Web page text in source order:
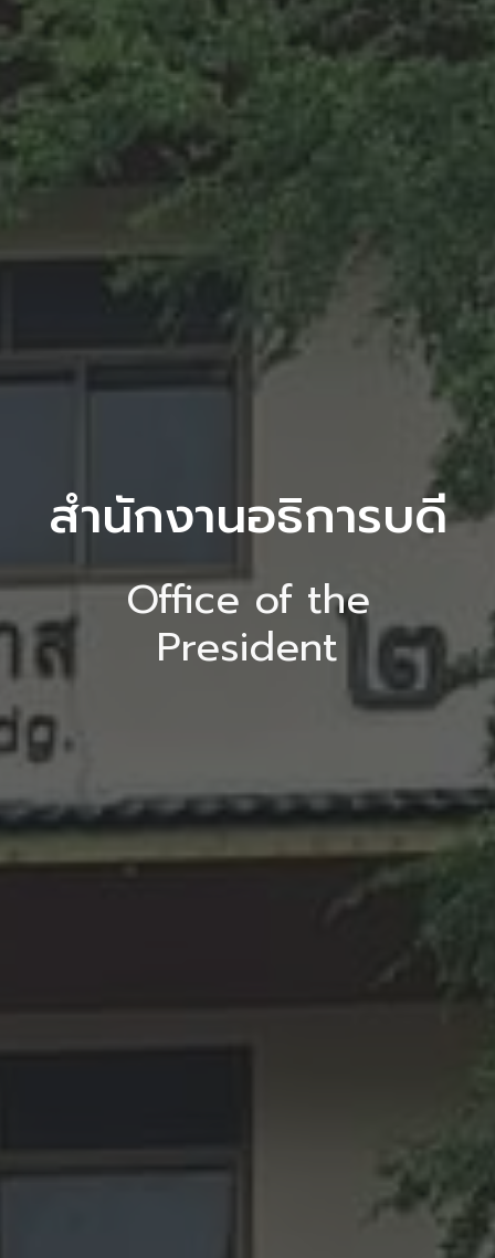
สำนักงานอธิการบดี
Office of the
President